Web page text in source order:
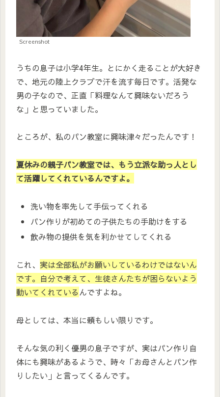
Screenshot
うちの息子は小学4年生。とにかく走ることが大好き
で、地元の陸上クラブで汗を流す毎日です。活発な
男の子なので、正直「料理なんて興味ないだろう
な」と思っていました。
ところが、私のパン教室に興味津々だったんです！
夏休みの親子パン教室では、もう立派な助っ人とし
て活躍してくれているんですよ。
洗い物を率先して手伝ってくれる
パン作りが初めての子供たちの手助けをする
飲み物の提供を気を利かせてしてくれる
これ、 実は全部私がお願いしているわけではないん
です。 自分で考えて、生徒さんたちが困らないよう
動いてくれている んですよね。
母としては、本当に頼もしい限りです。
そんな気の利く優男の息子ですが、実はパン作り自
体にも興味があるようで、時々「お母さんとパン作
りしたい」と言ってくるんです。